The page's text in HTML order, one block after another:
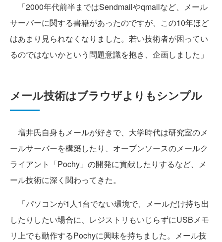
「2000年代前半まではSendmailやqmailなど、メール
サーバーに関する書籍があったのですが、この10年ほど
はあまり見られなくなりました。若い技術者が困ってい
るのではないかという問題意識を抱き、企画しました」
メール技術はブラウザよりもシンプル
増井氏自身もメールが好きで、大学時代は研究室のメ
ールサーバーを構築したり、オープンソースのメールク
ライアント「Pochy」の開発に貢献したりするなど、メ
ール技術に深く関わってきた。
「パソコンが1人1台でない環境で、メールだけ持ち出
したりしたい場合に、レジストリもいじらずにUSBメモ
リ上でも動作するPochyに興味を持ちました。メール技